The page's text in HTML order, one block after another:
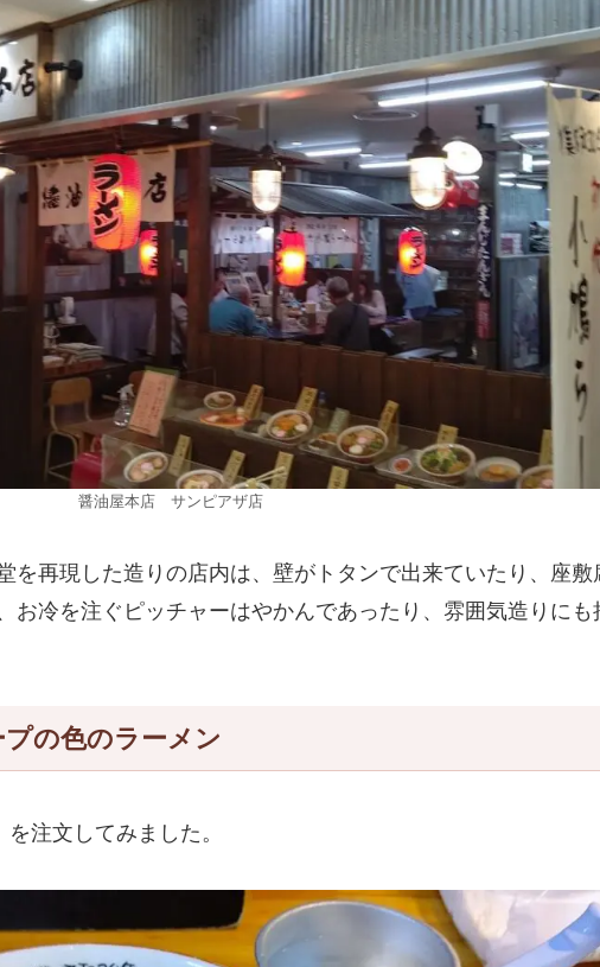
醤油屋本店 サンピアザ店
を再現した造りの店内は、壁がトタンで出来ていたり、座敷
お冷を注ぐピッチャーはやかんであったり、雰囲気造りにも
の色のラーメン
注文してみました。